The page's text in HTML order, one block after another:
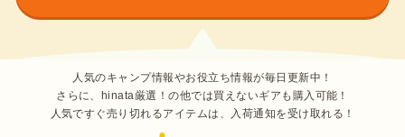
人気のキャンプ情報やお役立ち情報が毎日更新中！
さらに、hinata厳選！の他では買えないギアも購入可能！
人気ですぐ売り切れるアイテムは、入荷通知を受け取れる！